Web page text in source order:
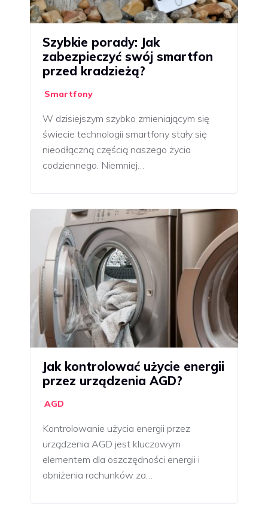
Szybkie porady: Jak
zabezpieczyć swój smartfon
przed kradzieżą?
Smartfony
W dzisiejszym szybko zmieniającym się
świecie technologii smartfony stały się
nieodłączną częścią naszego życia
codziennego. Niemniej…
Jak kontrolować użycie energii
przez urządzenia AGD?
AGD
Kontrolowanie użycia energii przez
urządzenia AGD jest kluczowym
elementem dla oszczędności energii i
obniżenia rachunków za…